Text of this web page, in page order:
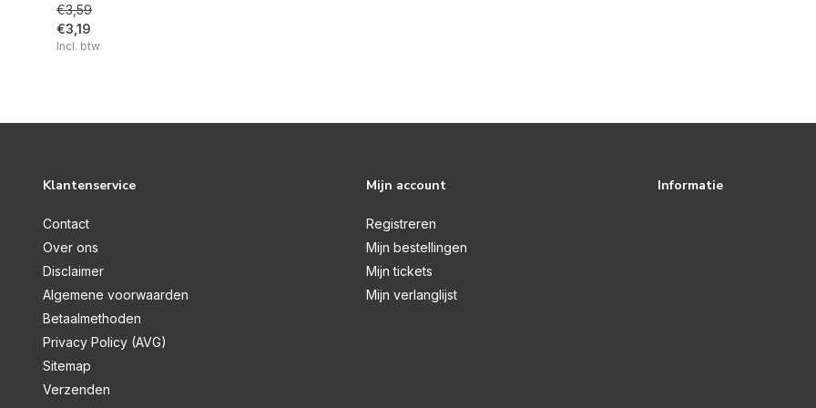
€3,59
€3,19
Incl. btw
Klantenservice
Contact
Over ons
Disclaimer
Algemene voorwaarden
Betaalmethoden
Privacy Policy (AVG)
Sitemap
Verzenden
Mijn account
Registreren
Mijn bestellingen
Mijn tickets
Mijn verlanglijst
Informatie